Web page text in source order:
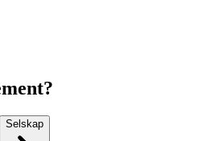
Selskap